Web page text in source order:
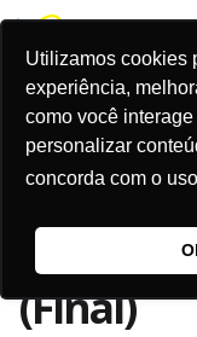
Utilizamos cookies
experiência,
como você
personalizar
concorda com o
Seletivo
(Final)